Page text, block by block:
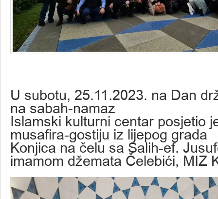
U subotu, 25.11.2023. na Dan
na sabah-namaz
Islamski kulturni centar posjetio
musafira-gostiju iz lijepog grada
Konjica na čelu sa Salih-ef.
imamom džemata Čelebići, MIZ